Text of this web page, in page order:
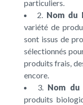
particuliers.
2. Nom du
variété de
sont issus de
sélectionnés
produits frais,
encore.
3. Nom du
produits